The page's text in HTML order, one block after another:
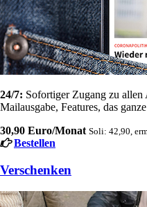
24/7: Sofortiger Zugang zu
Mailausgabe, Features, das
30,90 Euro/Monat Soli: 42,90,
Bestellen
Verschenken